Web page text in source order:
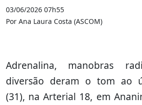
03/06/2026 07h55
Por Ana Laura Costa (ASCOM)
Adrenalina, manobras
diversão deram o tom ao
(31), na Arterial 18, em